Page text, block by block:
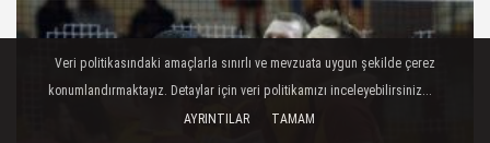
Veri politikasındaki amaçlarla sınırlı ve mevzuata uygun şekilde çerez
konumlandırmaktayız. Detaylar için veri politikamızı inceleyebilirsiniz...
AYRINTILAR
TAMAM